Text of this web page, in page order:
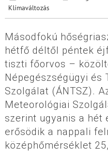
Klímaváltozás
Másodfokú
hétfő déltől péntek
tiszti főorvos –
Népegészségügyi és
Szolgálat (ÁNTSZ).
Meteorológiai
szerint ugyanis a hét
erősödik a nappali
középhőmérséklet